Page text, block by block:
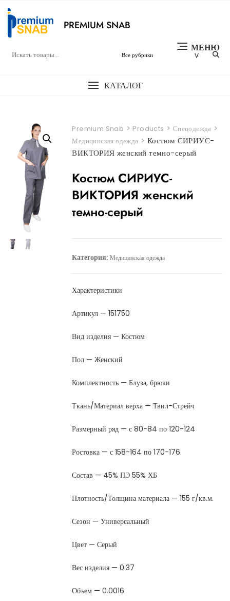
содержимому
МЕНЮ
PREMIUM SNAB
КАТАЛОГ
Premium Snab > Products > Спецодежда >
Медицинская одежда > Костюм СИРИУС-
ВИКТОРИЯ женский темно-серый
Костюм СИРИУС-
ВИКТОРИЯ женский
темно-серый
Категория:Медицинская одежда
Характеристики
Артикул — 151750
Вид изделия — Костюм
Пол — Женский
Комплектность — Блуза, брюки
Ткань/Материал верха — Твил-Стрейч
Размерный ряд — с 80-84 по 120-124
Ростовка — с 158-164 по 170-176
Состав — 45% ПЭ 55% ХБ
Плотность/Толщина материала — 155 г/кв.м.
Сезон — Универсальный
Цвет — Серый
Вес изделия — 0.37
Объем — 0.0016